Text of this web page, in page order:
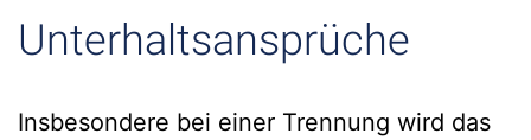
Unterhaltsansprüche
Insbesondere bei einer Trennung wird das